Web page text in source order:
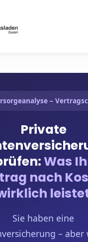
–
Private
Was
nach
Sie haben eine
– aber